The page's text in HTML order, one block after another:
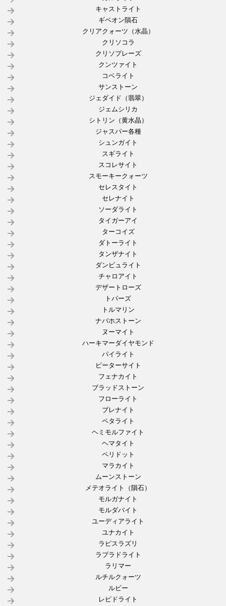
キャストライト
ギベオン隕石
クリアクォーツ（水晶）
クリソコラ
クリソプレーズ
クンツァイト
コベライト
サンストーン
ジェダイド（翡翠）
ジェムシリカ
シトリン（黄水晶）
ジャスパー各種
シュンガイト
スギライト
スコレサイト
スモーキークォーツ
セレスタイト
セレナイト
ソーダライト
タイガーアイ
ターコイズ
ダトーライト
タンザナイト
ダンビュライト
チャロアイト
デザートローズ
トパーズ
トルマリン
ナバホストーン
ヌーマイト
ハーキマーダイヤモンド
パイライト
ピーターサイト
フェナカイト
ブラッドストーン
フローライト
プレナイト
ペタライト
ヘミモルファイト
ヘマタイト
ペリドット
マラカイト
ムーンストーン
メテオライト（隕石）
モルガナイト
モルダバイト
ユーディアライト
ユナカイト
ラピスラズリ
ラブラドライト
ラリマー
ルチルクォーツ
ルビー
レピドライト